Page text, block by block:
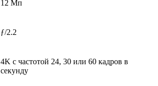
12 Мп
ƒ/2.2
4K с частотой 24, 30 или 60 кадров в
секунду